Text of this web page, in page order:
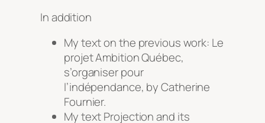
In addition
My text on the previous work: Le
projet Ambition Québec,
s’organiser pour
l’indépendance, by Catherine
Fournier.
My textProjectionand its